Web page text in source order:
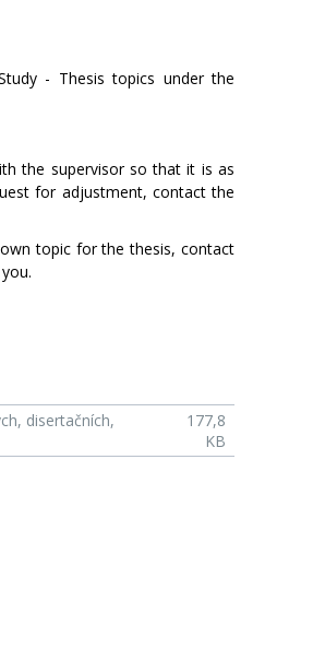
- Thesis topics under the
the supervisor so that it is as
for adjustment, contact the
topic for the thesis, contact
disertačních,
177,8
KB